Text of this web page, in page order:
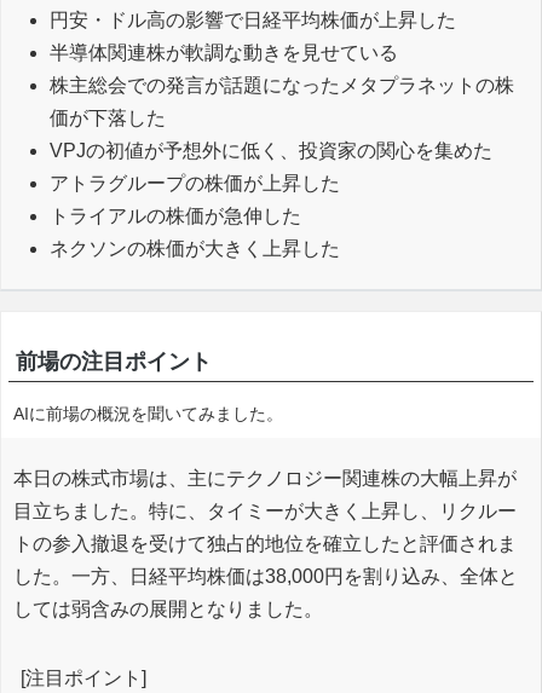
円安・ドル高の影響で日経平均株価が上昇した
半導体関連株が軟調な動きを見せている
株主総会での発言が話題になったメタプラネットの株
価が下落した
VPJの初値が予想外に低く、投資家の関心を集めた
アトラグループの株価が上昇した
トライアルの株価が急伸した
ネクソンの株価が大きく上昇した
前場の注目ポイント
AIに前場の概況を聞いてみました。
本日の株式市場は、主にテクノロジー関連株の大幅上昇が
目立ちました。特に、タイミーが大きく上昇し、リクルー
トの参入撤退を受けて独占的地位を確立したと評価されま
した。一方、日経平均株価は38,000円を割り込み、全体と
しては弱含みの展開となりました。
[注目ポイント]